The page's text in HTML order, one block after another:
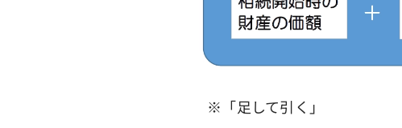
※「足して引く」